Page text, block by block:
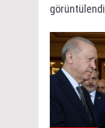
görüntülendi